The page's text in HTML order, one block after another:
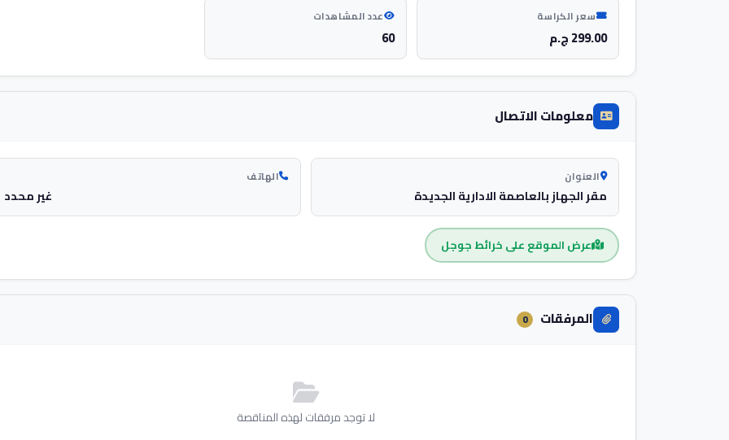
سعر الكراسة
299.00 ج.م
عدد المشاهدات
60
معلومات الاتصال
العنوان
مقر الجهاز بالعاصمة الادارية الجديدة
الهاتف
غير محدد
عرض الموقع على خرائط جوجل
المرفقات 0
لا توجد مرفقات لهذه المناقصة